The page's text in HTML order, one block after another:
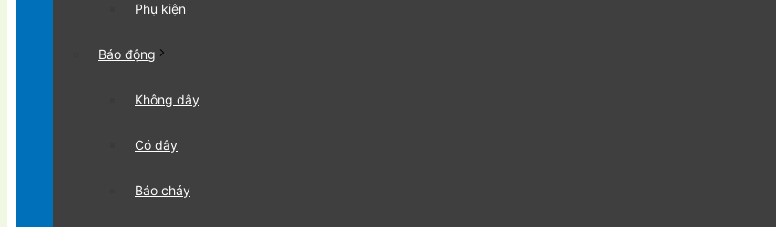
Phụ kiện
Báo động
Không dây
Có dây
Báo cháy